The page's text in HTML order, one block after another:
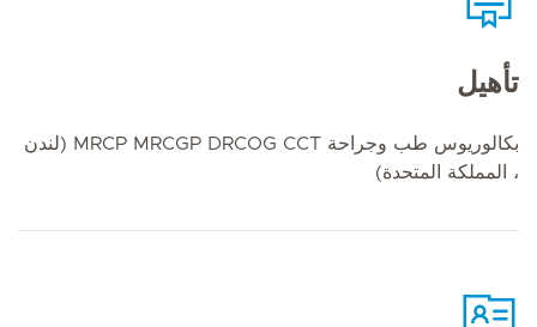
تأهيل
بكالوريوس طب وجراحة MRCP MRCGP DRCOG CCT (لندن
، المملكة المتحدة)